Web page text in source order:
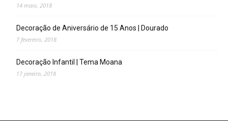
14 maio, 2018
Decoração de Aniversário de 15 Anos | Dourado
7 fevereiro, 2018
Decoração Infantil | Tema Moana
17 janeiro, 2018